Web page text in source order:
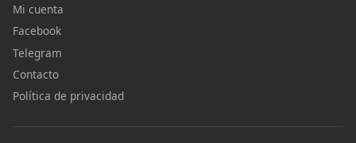
Mi cuenta
Facebook
Telegram
Contacto
Política de privacidad